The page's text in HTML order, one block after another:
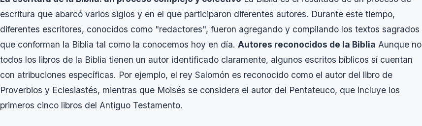
escritura que abarcó varios siglos y en el que participaron diferentes autores. Durante este tiempo,
diferentes escritores, conocidos como "redactores", fueron agregando y compilando los textos sagrados
que conforman la Biblia tal como la conocemos hoy en día. Autores reconocidos de la Biblia Aunque no
todos los libros de la Biblia tienen un autor identificado claramente, algunos escritos bíblicos sí cuentan
con atribuciones específicas. Por ejemplo, el rey Salomón es reconocido como el autor del libro de
Proverbios y Eclesiastés, mientras que Moisés se considera el autor del Pentateuco, que incluye los
primeros cinco libros del Antiguo Testamento.